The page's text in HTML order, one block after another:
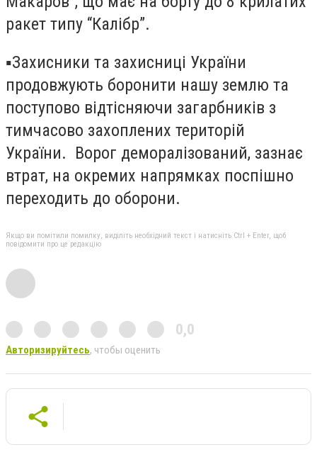
ракет типу “Калібр”.
▪️Захисники та захисниці України
продовжують боронити нашу землю та
поступово відтісняючи загарбників з
тимчасово захоплених територій
України. Ворог деморалізований, зазнає
втрат, на окремих напрямках поспішно
переходить до оборони.
Якщо ви помітили помилку, виділіть необхідний текст і натисніть Ctrl + Enter, щоб
повідомити про це редакцію
0,0
Авторизируйтесь, чтобы оценить